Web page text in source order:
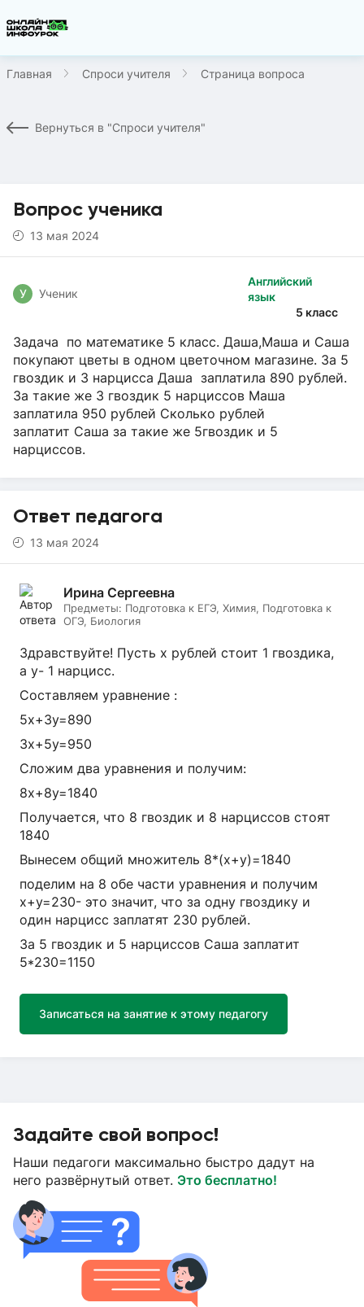
Главная Спроси учителя Страница вопроса
Вернуться в "Спроси учителя"
Вопрос ученика
13 мая 2024
Английский
язык
5 класс
У Ученик
Задача по математике 5 класс. Даша,Маша и Саша
покупают цветы в одном цветочном магазине. За 5
гвоздик и 3 нарцисса Даша заплатила 890 рублей.
За такие же 3 гвоздик 5 нарциссов Маша
заплатила 950 рублей Сколько рублей
заплатит Саша за такие же 5гвоздик и 5
нарциссов.
Ответ педагога
13 мая 2024
Ирина Сергеевна
Предметы: Подготовка к ЕГЭ, Химия, Подготовка к
ОГЭ, Биология
Здравствуйте! Пусть х рублей стоит 1 гвоздика,
а у- 1 нарцисс.
Составляем уравнение :
5х+3у=890
3х+5у=950
Сложим два уравнения и получим:
8х+8у=1840
Получается, что 8 гвоздик и 8 нарциссов стоят
1840
Вынесем общий множитель 8*(х+у)=1840
поделим на 8 обе части уравнения и получим
х+у=230- это значит, что за одну гвоздику и
один нарцисс заплатят 230 рублей.
За 5 гвоздик и 5 нарциссов Саша заплатит
5*230=1150
Записаться на занятие к этому педагогу
Задайте свой вопрос!
Наши педагоги максимально быстро дадут на
него развёрнутый ответ. Это бесплатно!